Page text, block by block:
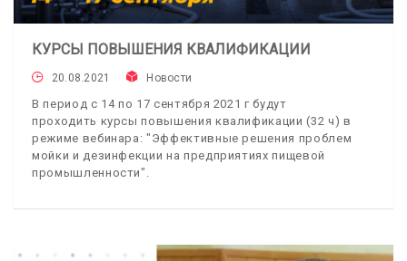
КУРСЫ ПОВЫШЕНИЯ КВАЛИФИКАЦИИ
20.08.2021 Новости
В период с 14 по 17 сентября 2021 г будут
проходить курсы повышения квалификации (32 ч) в
режиме вебинара: "Эффективные решения проблем
мойки и дезинфекции на предприятиях пищевой
промышленности".